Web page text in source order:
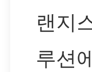
랜지
루션